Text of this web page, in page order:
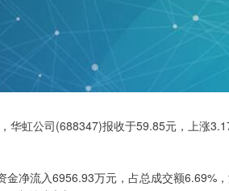
华虹公司(688347)报收于59.85元，上涨
金净流入6956.93万元，占总成交额6.69%